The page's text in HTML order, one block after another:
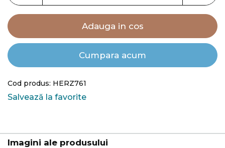
Adauga in cos
Cumpara acum
Cod produs: HERZ761
Salvează la favorite
Imagini ale produsului